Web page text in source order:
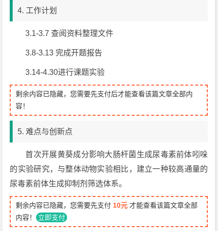
4. 工作计划
3.1-3.7 查阅资料整理文件
3.8-3.13 完成开题报告
3.14-4.30进行课题实验
剩余内容已隐藏，您需要先支付后才能查看该篇文章全部内
容！
5. 难点与创新点
首次开展黄葵成分影响大肠杆菌生成尿毒素前体吲哚
的实验研究，与整体动物实验相比，建立一种较高通量的
尿毒素前体生成抑制剂筛选体系。
剩余内容已隐藏，您需要先支付 10元 才能查看该篇文章全部
内容！ 立即支付